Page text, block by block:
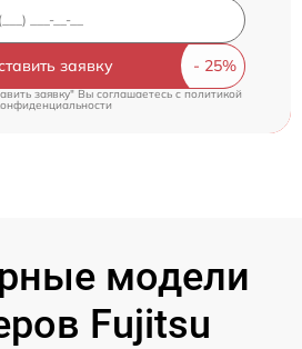
заявку
заявку" Вы соглашаетесь cполитикой
модели
Fujitsu